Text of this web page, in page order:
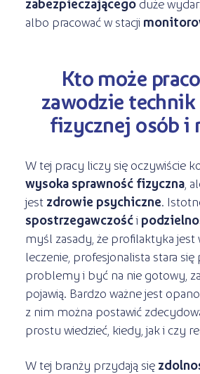
zabezpieczającegoduże
albo pracować w stacji
Kto może
zawodzie
fizycznej osób i
W tej pracy liczy się oczywiście
wysoka sprawność fizyczna,
jest zdrowie psychiczne.
spostrzegawczośći
myśl zasady, że profilaktyka jest
leczenie, profesjonalista stara
problemy i być na nie gotowy,
pojawią. Bardzo ważne jest
z nim można postawić
prostu wiedzieć, kiedy, jak i czy
W tej branży przydają się